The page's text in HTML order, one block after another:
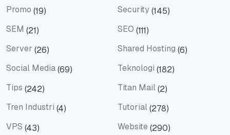
Promo (19) Security(145)
SEM (21) SEO (111)
Server (26) Shared Hosting (6)
Social Media(69) Teknologi (182)
Tips (242) Titan Mail(2)
Tren Industri (4) Tutorial(278)
VPS (43) Website (290)